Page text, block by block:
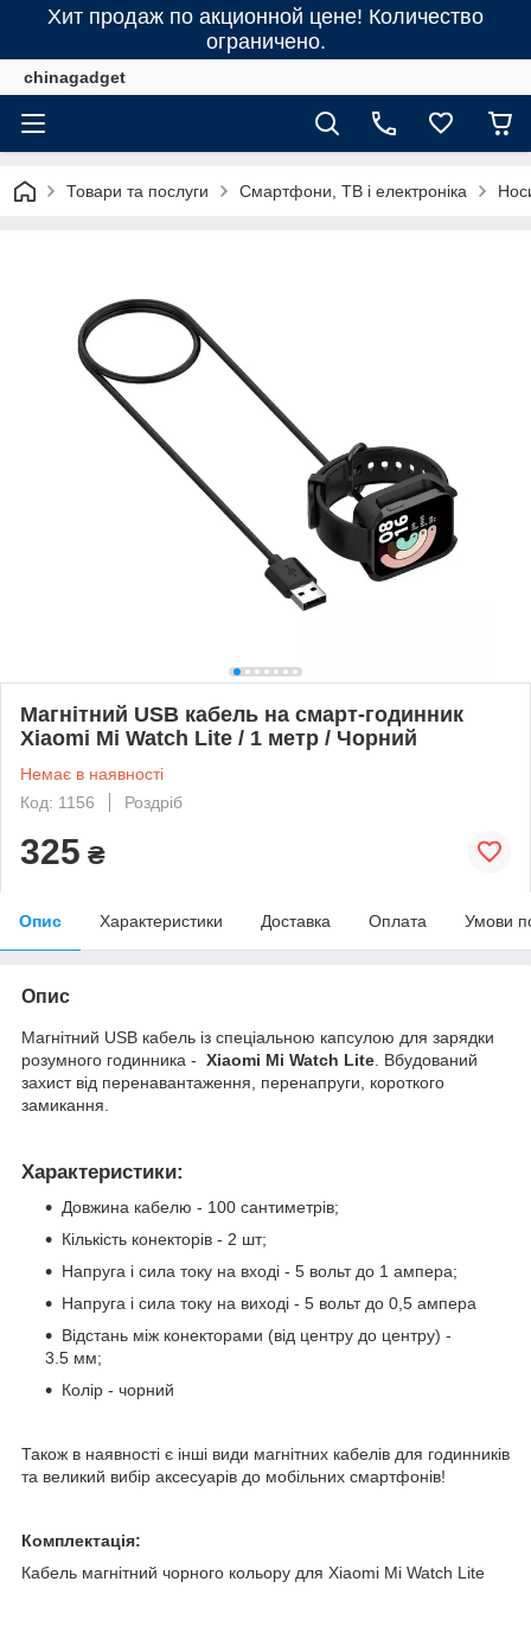
Хит продаж по акционной цене! Количество
ограничено.
chinagadget
Товари та послуги Смартфони, ТВ і електроніка
Магнітний USB кабель на смарт-годинник
Xiaomi Mi Watch Lite / 1 метр / Чорний
Немає в наявності
Код: 1156
Роздріб
325 ₴
Опис Характеристики Доставка Оплата Умови
Опис
Магнітний USB кабель із спеціальною капсулою для зарядки
розумного годинника - Xiaomi Mi Watch Lite . Вбудований
захист від перенавантаження, перенапруги, короткого
замикання.
Характеристики:
Довжина кабелю - 100 сантиметрів;
Кількість конекторів - 2 шт;
Напруга і сила току на вході - 5 вольт до 1 ампера;
Напруга і сила току на виході - 5 вольт до 0,5 ампера
Відстань між конекторами (від центру до центру) -
3.5 мм;
Колір - чорний
Також в наявності є інші види магнітних кабелів для годинників
та великий вибір аксесуарів до мобільних смартфонів!
Комплектація:
Кабель магнітний чорного кольору для Xiaomi Mi Watch Lite